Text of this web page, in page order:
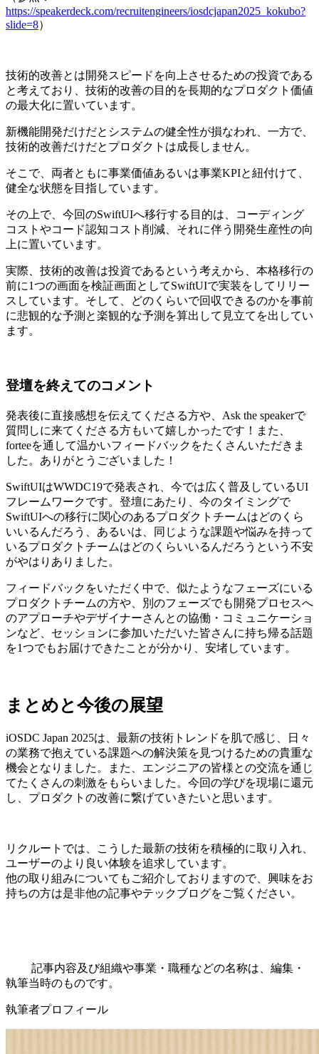
https://speakerdeck.com/recruitengineers/iosdcjapan2025_kokubo?
slide=8）
技術的改善とは開発スピードを向上させるための投資である
と考えており、技術的改善の目的を長期的なプロダクト価値
の最大化に置いています。
新機能開発だけだとシステムの健全性が損なわれ、一方で、
技術的改善だけだとプロダクトは成長しません。
そこで、両者ともに事業価値あるいは事業KPIと紐付けて、
健全な状態を目指しています。
その上で、今回のSwiftUIへ移行する目的は、コーディング
コストやコード認知コスト削減、それに伴う開発生産性の向
上に置いています。
実際、技術的改善は投資であるという考えから、本格移行の
前に1つの画面を検証画面としてSwiftUIで実装をしてリリー
スしています。そして、どのくらいで回収できるのかを事前
に悲観的な予測と楽観的な予測を算出して見立てを出してい
ます。
登壇を終えてのコメント
発表後に直接感想を伝えてくださる方や、Ask the speakerで
質問しに来てくださる方もいて嬉しかったです！また、
forteeを通して温かいフィードバックをたくさんいただきま
した。ありがとうございました！
SwiftUIはWWDC19で発表され、今では広く普及しているUI
フレームワークです。登壇にあたり、今のタイミングで
SwiftUIへの移行に関心のあるプロダクトチームはどのくら
いいるんだろう、あるいは、同じような課題や悩みを持って
いるプロダクトチームはどのくらいいるんだろうという不安
がやはりありました。
フィードバックをいただく中で、似たようなフェーズにいる
プロダクトチームの方や、別のフェーズでも開発プロセスへ
のアプローチやデザイナーさんとの協働・コミュニケーショ
ンなど、セッションに参加いただいた皆さんに持ち帰る話題
を1つでもお届けできたことが分かり、安堵しています。
まとめと今後の展望
iOSDC Japan 2025は、最新の技術トレンドを肌で感じ、日々
の業務で抱えている課題への解決策を見つけるための貴重な
機会となりました。また、エンジニアの皆様との交流を通じ
てたくさんの刺激をもらいました。今回の学びを現場に還元
し、プロダクトの改善に繋げていきたいと思います。
リクルートでは、こうした最新の技術を積極的に取り入れ、
ユーザーのより良い体験を追求しています。
他の取り組みについてもご紹介しておりますので、興味をお
持ちの方は是非他の記事やテックブログをご覧ください。
記事内容及び組織や事業・職種などの名称は、編集・
執筆当時のものです。
執筆者プロフィール